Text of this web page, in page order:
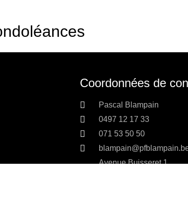
Coordonnées de
Pascal Blampain
0497 12 17 33
071 53 50 50
Avenue Buisseret 1